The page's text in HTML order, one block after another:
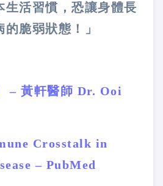
生活習慣，恐讓身體長
的脆弱狀態！」
– 黃軒醫師 Dr. Ooi
Crosstalk in
– PubMed